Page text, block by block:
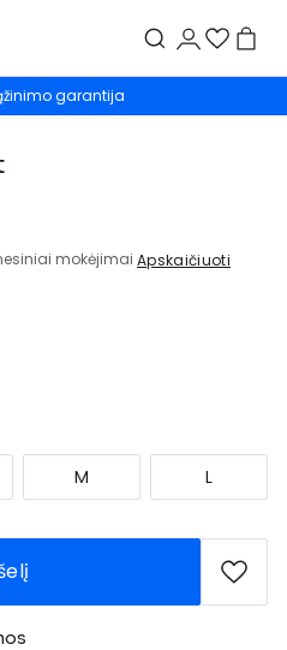
garantija
mokėjimai Apskaičiuoti
M L